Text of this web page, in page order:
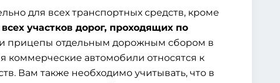
для всех транспортных средств, кроме
всех участков дорог, проходящих по
прицепы отдельным дорожным сбором в
коммерческие автомобили относятся к
Вам также необходимо учитывать, что в